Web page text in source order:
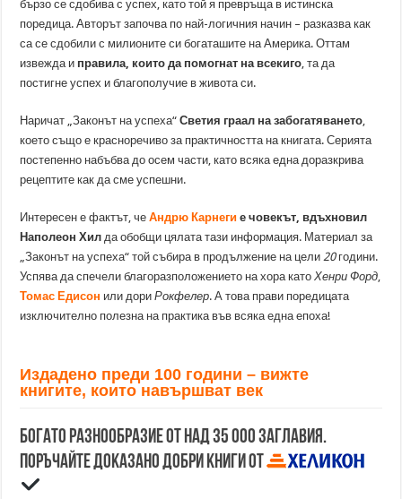
бързо се сдобива с успех, като той я превръща в истинска
поредица. Авторът започва по най-логичния начин – разказва как
са се сдобили с милионите си богаташите на Америка. Оттам
извежда и правила, които да помогнат на всекиго, та да
постигне успех и благополучие в живота си.
Наричат „Законът на успеха“Светия граал на забогатяването,
което също е красноречиво за практичността на книгата. Серията
постепенно набъбва до осем части, като всяка една доразкрива
рецептите как да сме успешни.
Интересен е фактът, чеАндрю Карнеги е човекът, вдъхновил
Наполеон Хил да обобщи цялата тази информация. Материал за
„Законът на успеха“ той събира в продължение на цели20години.
Успява да спечели благоразположението на хора катоХенри Форд,
Томас Едисон или дориРокфелер. А това прави поредицата
изключително полезна на практика във всяка една епоха!
Издадено преди 100 години – вижте
книгите, които навършват век
Богато разнообразие от над 35 000 заглавия.
Поръчайте доказано добри книги от